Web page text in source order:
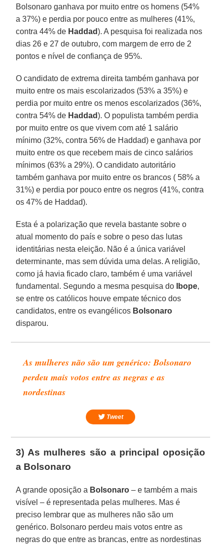
Bolsonaro ganhava por muito entre os homens (54%
a 37%) e perdia por pouco entre as mulheres (41%,
contra 44% de Haddad). A pesquisa foi realizada nos
dias 26 e 27 de outubro, com margem de erro de 2
pontos e nível de confiança de 95%.
O candidato de extrema direita também ganhava por
muito entre os mais escolarizados (53% a 35%) e
perdia por muito entre os menos escolarizados (36%,
contra 54% de Haddad). O populista também perdia
por muito entre os que vivem com até 1 salário
mínimo (32%, contra 56% de Haddad) e ganhava por
muito entre os que recebem mais de cinco salários
mínimos (63% a 29%). O candidato autoritário
também ganhava por muito entre os brancos ( 58% a
31%) e perdia por pouco entre os negros (41%, contra
os 47% de Haddad).
Esta é a polarização que revela bastante sobre o
atual momento do país e sobre o peso das lutas
identitárias nesta eleição. Não é a única variável
determinante, mas sem dúvida uma delas. A religião,
como já havia ficado claro, também é uma variável
fundamental. Segundo a mesma pesquisa do
Ibope,
se entre os católicos houve empate técnico dos
candidatos, entre os evangélicos Bolsonaro
disparou.
As mulheres não são um genérico: Bolsonaro
perdeu mais votos entre as negras e as
nordestinas
Tweet
3) As mulheres são a principal oposição
a Bolsonaro
A grande oposição a Bolsonaro – e também a mais
visível – é representada pelas mulheres. Mas é
preciso lembrar que as mulheres não são um
genérico. Bolsonaro perdeu mais votos entre as
negras do que entre as brancas, entre as nordestinas